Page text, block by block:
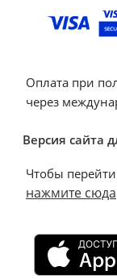
Оплата при
через
Версия сайта
Чтобы
нажмите сюда